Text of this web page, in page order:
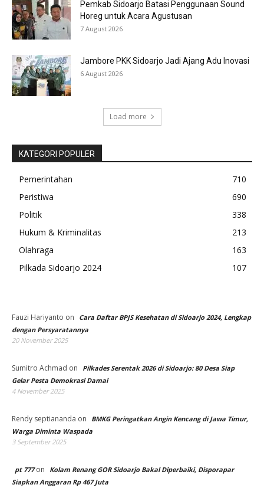
Pemkab Sidoarjo Batasi Penggunaan Sound
Horeg untuk Acara Agustusan
7 August 2026
Jambore PKK Sidoarjo Jadi Ajang Adu Inovasi
6 August 2026
Load more
KATEGORI POPULER
Pemerintahan
710
Peristiwa
690
Politik
338
Hukum & Kriminalitas
213
Olahraga
163
Pilkada Sidoarjo 2024
107
Fauzi Hariyanto on
Cara Daftar BPJS Kesehatan di Sidoarjo 2024, Lengkap
dengan Persyaratannya
20 November 2025
Sumitro Achmad on
Pilkades Serentak 2026 di Sidoarjo: 80 Desa Siap
Gelar Pesta Demokrasi Damai
4 November 2025
Rendy septiananda on
BMKG Peringatkan Angin Kencang di Jawa Timur,
Warga Diminta Waspada
3 September 2025
pt 777on
Kolam Renang GOR Sidoarjo Bakal Diperbaiki, Disporapar
Siapkan Anggaran Rp 467 Juta